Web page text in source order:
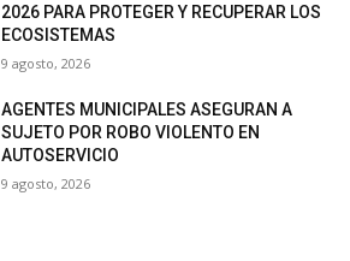
2026 PARA PROTEGER Y RECUPERAR LOS
ECOSISTEMAS
9 agosto, 2026
AGENTES MUNICIPALES ASEGURAN A
SUJETO POR ROBO VIOLENTO EN
AUTOSERVICIO
9 agosto, 2026